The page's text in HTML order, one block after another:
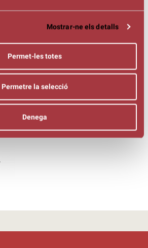
Mostrar-ne els detalls
Permet-les totes
Permetre la selecció
Denega